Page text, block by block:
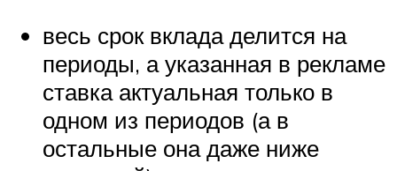
весь срок вклада делится на
периоды, а указанная в рекламе
ставка актуальная только в
одном из периодов (а в
остальные она даже ниже